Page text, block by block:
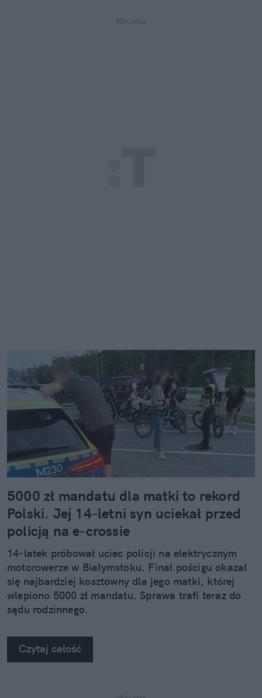
REKLAMA
5000 zł mandatu dla matki to rekord
Polski. Jej 14-letni syn uciekał przed
policją na e-crossie
14-latek próbował uciec policji na elektrycznym
motorowerze w Białymstoku. Finał pościgu okazał
się najbardziej kosztowny dla jego matki, której
wlepiono 5000 zł mandatu. Sprawa trafi teraz do
sądu rodzinnego.
Czytaj całość